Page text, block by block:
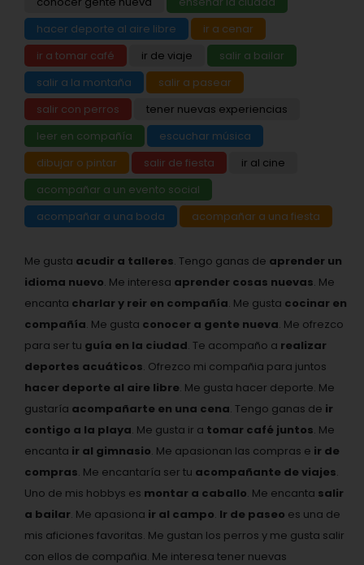
hacer deporte al aire libre
ir a cenar
ir a tomar café
ir de viaje
salir a bailar
salir a la montaña
salir a pasear
salir con perros
tener nuevas experiencias
leer en compañía
escuchar música
dibujar o pintar
salir de fiesta
ir al cine
acompañar a un evento social
acompañar a una boda
acompañar a una fiesta
Me gusta acudir a talleres. Tengo ganas de aprender un
idioma nuevo. Me interesa aprender cosas nuevas. Me
encanta charlar y reir en compañía. Me gusta cocinar en
compañía. Me gusta conocer a gente nueva. Me ofrezco
para ser tu guía en la ciudad. Te acompaño a realizar
deportes acuáticos. Ofrezco mi compañia para juntos
hacer deporte al aire libre. Me gusta hacer deporte. Me
gustaría acompañarte en una cena. Tengo ganas de ir
contigo a la playa. Me gusta ir a tomar café juntos. Me
encanta ir al gimnasio. Me apasionan las compras e ir de
compras. Me encantaría ser tu acompañante de viajes.
Uno de mis hobbys es montar a caballo. Me encanta salir
a bailar. Me apasiona ir al campo. Ir de paseo es una de
mis aficiones favoritas. Me gustan los perros y me gusta salir
con ellos de compañia. Me interesa tener nuevas